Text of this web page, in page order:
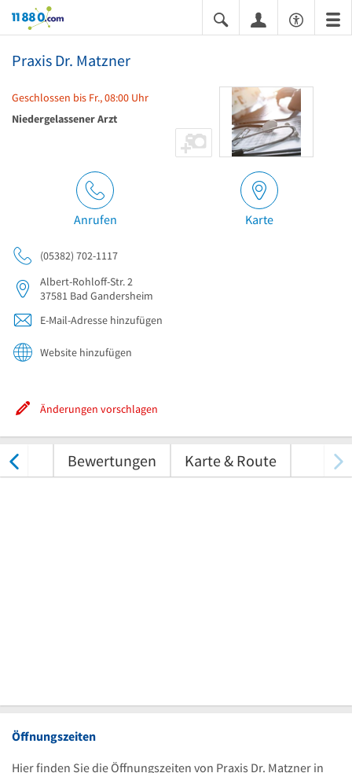
11880.com
Praxis Dr. Matzner
Geschlossen bis Fr., 08:00 Uhr
Niedergelassener Arzt
Anrufen Karte
(05382) 702-1117
Albert-Rohloff-Str. 2
37581 Bad Gandersheim
E-Mail-Adresse hinzufügen
Website hinzufügen
Änderungen vorschlagen
Bewertungen Karte & Route
Öffnungszeiten
Hier finden Sie die Öffnungszeiten von Praxis Dr. Matzner in